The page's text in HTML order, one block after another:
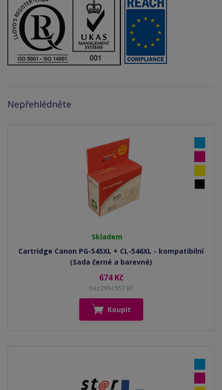
Nepřehlédněte
Skladem
Cartridge Canon PG-545XL + CL-546XL - kompatibilní
(Sada černé a barevné)
674 Kč
bez DPH 557 Kč
Koupit